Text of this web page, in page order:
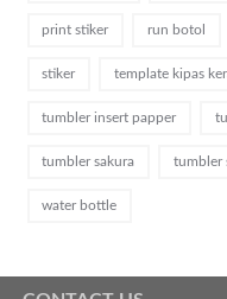
print stiker run botol
stiker template kipas
tumbler insert papper
tumbler sakura tumbler
water bottle